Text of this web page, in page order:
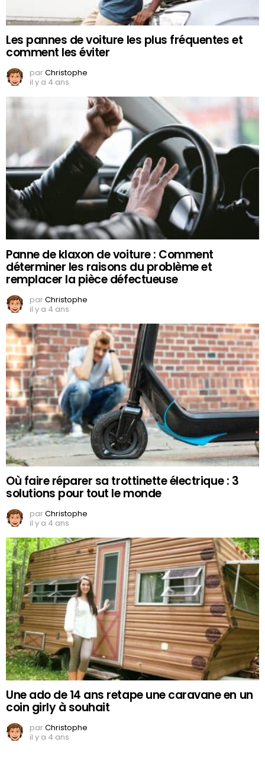
Les pannes de voiture les plus fréquentes et
comment les éviter
parChristophe
il y a 4 ans
Panne de klaxon de voiture : Comment
déterminer les raisons du problème et
remplacer la pièce défectueuse
parChristophe
il y a 4 ans
Où faire réparer sa trottinette électrique : 3
solutions pour tout le monde
parChristophe
il y a 4 ans
Une ado de 14 ans retape une caravane en un
coin girly à souhait
parChristophe
il y a 4 ans